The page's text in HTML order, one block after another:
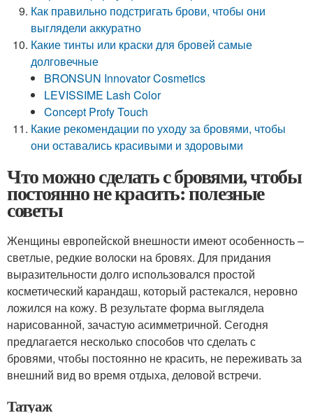
Как правильно подстригать брови, чтобы они
выглядели аккуратно
Какие тинты или краски для бровей самые
долговечные
BRONSUN Innovator Cosmetics
LEVISSIME Lash Color
Concept Profy Touch
Какие рекомендации по уходу за бровями, чтобы
они оставались красивыми и здоровыми
Что можно сделать с бровями, чтобы
постоянно не красить: полезные
советы
Женщины европейской внешности имеют особенность –
светлые, редкие волоски на бровях. Для придания
выразительности долго использовался простой
косметический карандаш, который растекался, неровно
ложился на кожу. В результате форма выглядела
нарисованной, зачастую асимметричной. Сегодня
предлагается несколько способов что сделать с
бровями, чтобы постоянно не красить, не переживать за
внешний вид во время отдыха, деловой встречи.
Татуаж